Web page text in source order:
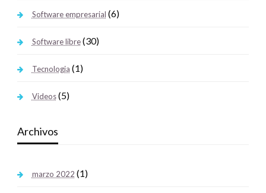
Software empresarial (6)
Software libre(30)
Tecnologia (1)
Videos(5)
Archivos
marzo 2022 (1)